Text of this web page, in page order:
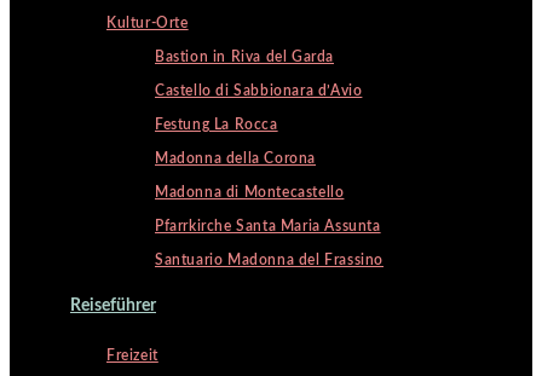
Kultur-Orte
Bastion in Riva del Garda
Castello di Sabbionara d’Avio
Festung La Rocca
Madonna della Corona
Madonna di Montecastello
Pfarrkirche Santa Maria Assunta
Santuario Madonna del Frassino
Reiseführer
Freizeit